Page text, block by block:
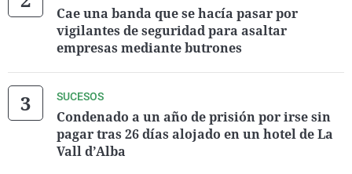
Cae una banda que se hacía pasar por
vigilantes de seguridad para asaltar
empresas mediante butrones
SUCESOS
Condenado a un año de prisión por irse sin
pagar tras 26 días alojado en un hotel de La
Vall d’Alba